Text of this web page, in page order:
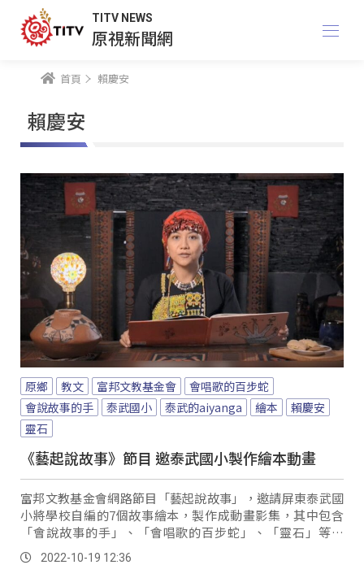
TITV NEWS
原視新聞網
首頁 賴慶安
賴慶安
原鄉 教文 富邦文教基金會
會唱歌的百步蛇
會說故事的手
泰武國小 泰武的aiyanga 繪本
賴慶安
靈石
《藝起說故事》節目 邀泰武國小製作繪本動畫
富邦文教基金會網路節目「藝起說故事」，邀請屏東泰武國
小將學校自編的7個故事繪本，製作成動畫影集，其中包含
「會說故事的手」、「會唱歌的百步蛇」、「靈石」等創
作，並召集學校師生、家長一起投入說書，讓故事角...。
2022-10-19 12:36